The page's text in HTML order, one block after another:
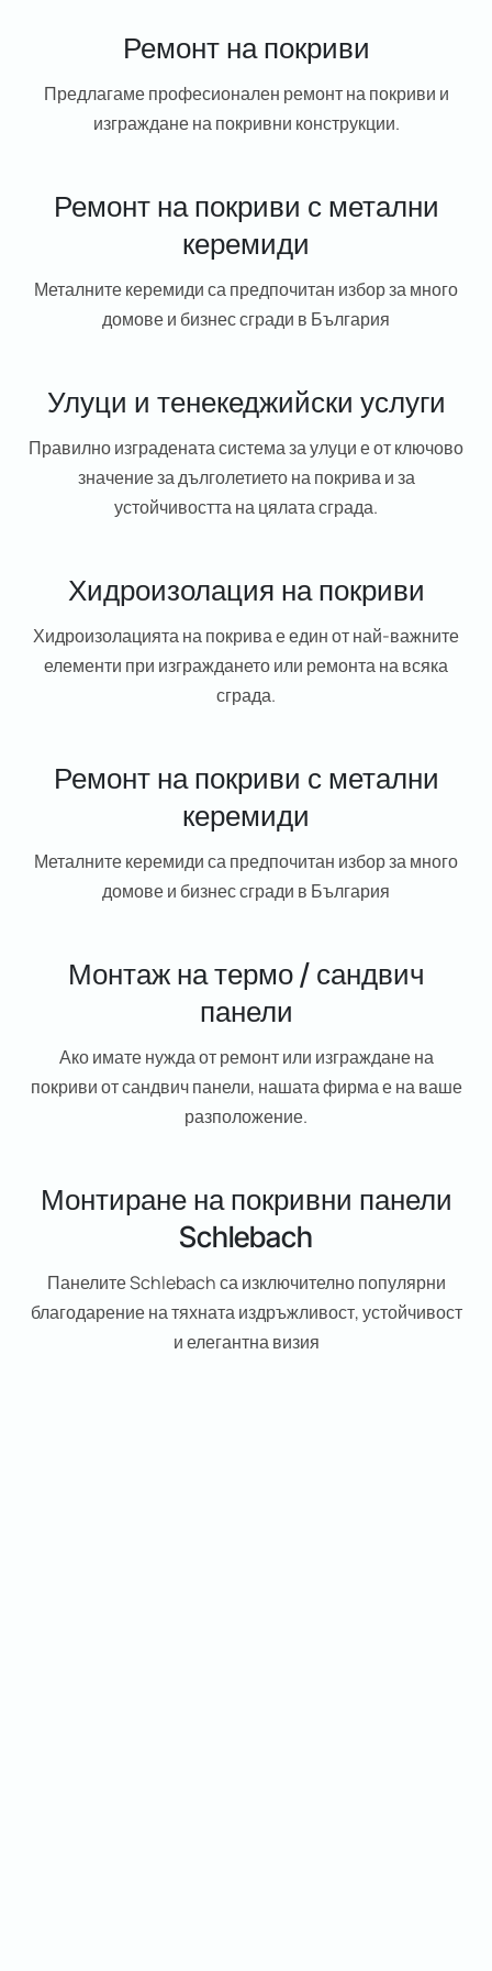
Ремонт на покриви
Предлагаме професионален ремонт на покриви и
изграждане на покривни конструкции.
Ремонт на покриви с метални
керемиди
Металните керемиди са предпочитан избор за много
домове и бизнес сгради в България
Улуци и тенекеджийски услуги
Правилно изградената система за улуци е от ключово
значение за дълголетието на покрива и за
устойчивостта на цялата сграда.
Хидроизолация на покриви
Хидроизолацията на покрива е един от най-важните
елементи при изграждането или ремонта на всяка
сграда.
Ремонт на покриви с метални
керемиди
Металните керемиди са предпочитан избор за много
домове и бизнес сгради в България
Монтаж на термо / сандвич
панели
Ако имате нужда от ремонт или изграждане на
покриви от сандвич панели, нашата фирма е на ваше
разположение.
Монтиране на покривни панели
Schlebach
Панелите Schlebach са изключително популярни
благодарение на тяхната издръжливост, устойчивост
и елегантна визия